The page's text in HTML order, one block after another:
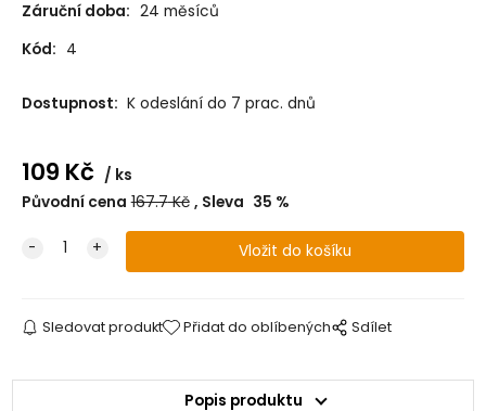
Záruční doba: 24 měsíců
Kód: 4
Dostupnost: K odeslání do 7 prac. dnů
109 Kč
ks
Původní cena 167.7Kč Sleva 35 %
Sledovat produkt Přidat do oblíbených Sdílet
Popis produktu